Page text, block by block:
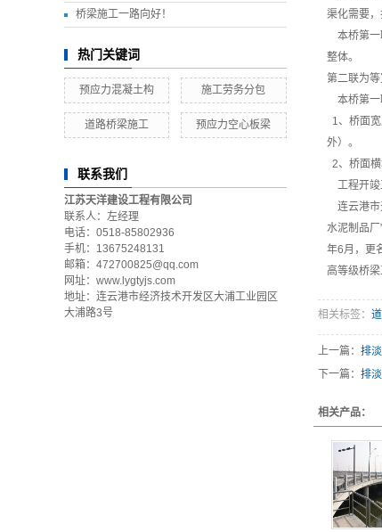
桥梁施工一路向好！
热门关键词
预应力混凝土构 施工劳务分包
道路桥梁施工 预应力空心板梁
联系我们
江苏天洋建设工程有限公司
联系人：左经理
电话：0518-85802936
手机：13675248131
邮箱：472700825@qq.com
网址：www.lygtyjs.com
地址：连云港市经济技术开发区大浦工业园区
大浦路3号
渠化需要
本桥第一
整体。
第二联为
本桥第一
1、桥面
外）。
2、桥面
工程开竣
连云港市
水泥制品
年6月，更
高等级桥
相关标签：
上一篇： 排
下一篇： 排
相关产品：